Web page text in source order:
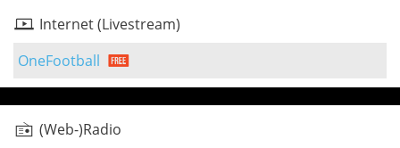
Internet (Livestream)
OneFootball
(Web-)Radio